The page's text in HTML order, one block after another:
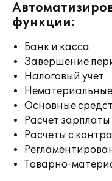
функции:
Банк и касса
Завершение
Налоговый учет
Основные
Расчет
Расчеты с
Товарно-